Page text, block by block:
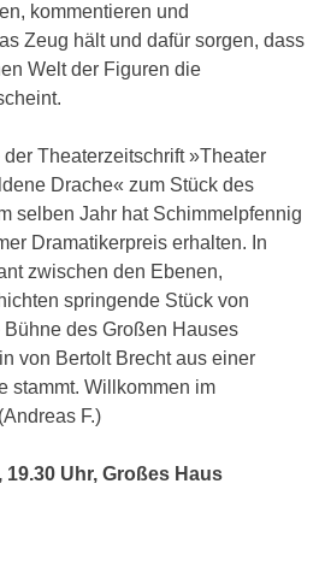
kommentieren und
Zeug hält und dafür sorgen, dass
Welt der Figuren die
Theaterzeitschrift »Theater
Drache« zum Stück des
selben Jahr hat Schimmelpfennig
Dramatikerpreis erhalten. In
zwischen den Ebenen,
springende Stück von
des Großen Hauses
von Bertolt Brecht aus einer
stammt. Willkommen im
F.)
19.30 Uhr, Großes Haus